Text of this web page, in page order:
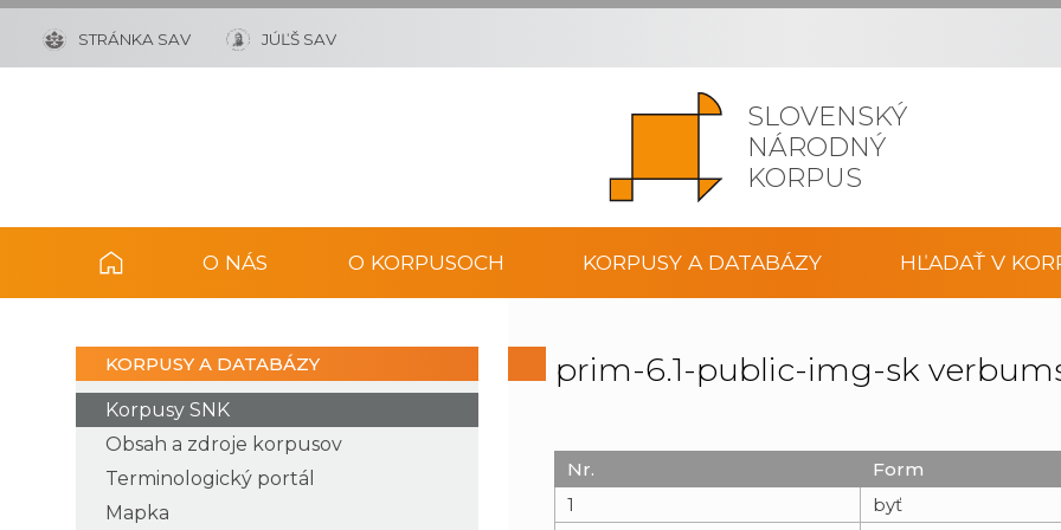
SLOVENSKÝ
NÁRODNÝ
KORPUS
STRÁNKA SAV JÚĽŠ SAV
O NÁS O KORPUSOCH KORPUSY A DATABÁZY HĽADAŤ V
KORPUSY A DATABÁZY
Korpusy SNK
Obsah a zdroje korpusov
Terminologický portál
Mapka
prim-6.1-public-img-sk
Nr. Form
1
byť